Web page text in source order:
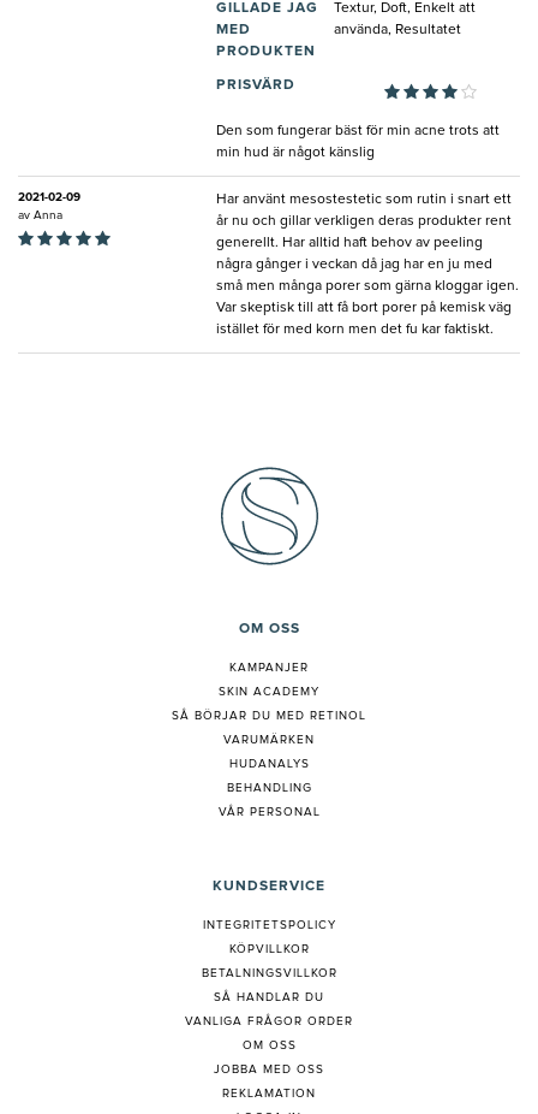
GILLADE JAG
MED
PRODUKTEN
Textur, Doft, Enkelt att
använda, Resultatet
PRISVÄRD
Den som fungerar bäst för min acne trots att
min hud är något känslig
2021-02-09
av Anna
Har använt mesostestetic som rutin i snart ett
år nu och gillar verkligen deras produkter rent
generellt. Har alltid haft behov av peeling
några gånger i veckan då jag har en ju med
små men många porer som gärna kloggar igen.
Var skeptisk till att få bort porer på kemisk väg
istället för med korn men det fu kar faktiskt.
OM OSS
KAMPANJER
SKIN ACADEMY
SÅ BÖRJAR DU MED RETINOL
VARUMÄRKEN
HUDANALYS
BEHANDLING
VÅR PERSONAL
KUNDSERVICE
INTEGRITETSPOLICY
KÖPVILLKOR
BETALNINGSVILLKOR
SÅ HANDLAR DU
VANLIGA FRÅGOR ORDER
OM OSS
JOBBA MED OSS
REKLAMATION